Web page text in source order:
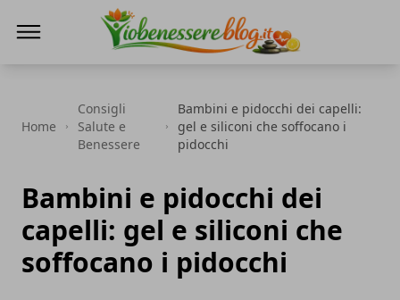
Home
Consigli
Salute e
Benessere
Bambini e pidocchi dei capelli:
gel e siliconi che soffocano i
pidocchi
Bambini e pidocchi dei
capelli: gel e siliconi che
soffocano i pidocchi